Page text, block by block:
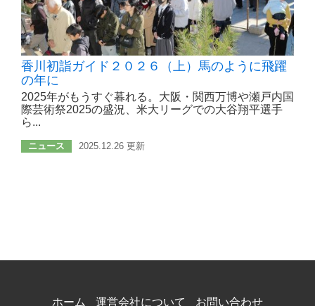
香川初詣ガイド２０２６（上）馬のように飛躍
の年に
2025年がもうすぐ暮れる。大阪・関西万博や瀬戸内国
際芸術祭2025の盛況、米大リーグでの大谷翔平選手
ら...
ニュース 2025.12.26 更新
ホーム 運営会社について お問い合わせ